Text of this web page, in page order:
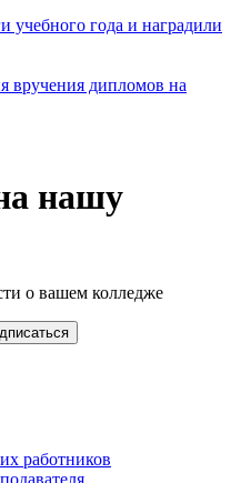
учебного года и наградили
вручения дипломов на
нашу
о вашем колледже
работников